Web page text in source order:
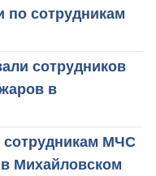
по сотрудникам
сотрудников
в
МЧС
Михайловском